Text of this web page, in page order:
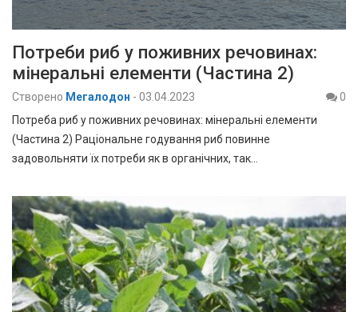
Потреби риб у поживних речовинах:
мінеральні елементи (Частина 2)
Створено Мегалодон - 03.04.2023
0
Потреба риб у поживних речовинах: мінеральні елементи
(Частина 2) Раціональне годування риб повинне
задовольняти їх потреби як в органічних, так…